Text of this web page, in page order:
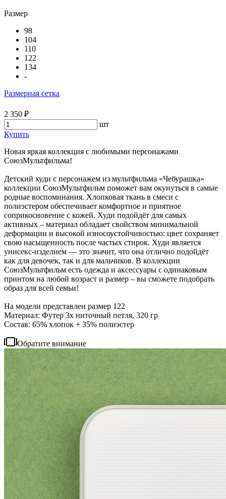
Размер
98
104
110
122
134
-
Размерная сетка
2 350 ₽
шт
Купить
Новая яркая коллекция с любимыми персонажами
СоюзМультфильма!
Детский худи с персонажем из мультфильма «Чебурашка»
коллекции СоюзМультфильм поможет вам окунуться в самые
родные воспоминания. Хлопковая ткань в смеси с
полиэстером обеспечивает комфортное и приятное
соприкосновение с кожей. Худи подойдёт для самых
активных – материал обладает свойством минимальной
деформации и высокой износоустойчивостью: цвет сохраняет
свою насыщенность после частых стирок. Худи является
унисекс-изделием — это значит, что она отлично подойдёт
как для девочек, так и для мальчиков. В коллекции
СоюзМультфильм есть одежда и аксессуары с одинаковым
принтом на любой возраст и размер – вы сможете подобрать
образ для всей семьи!
На модели представлен размер 122
Материал: Футер 3х ниточный петля, 320 гр
Состав: 65% хлопок + 35% полиэстер
Обратите внимание